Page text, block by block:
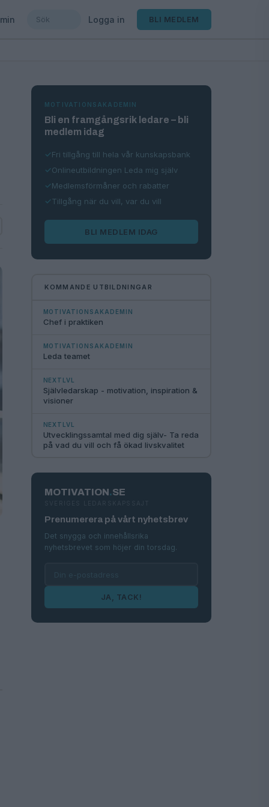
Logga in BLI MEDLEM
MOTIVATIONSAKADEMIN
Bli en framgångsrik ledare – bli
medlem idag
Fri tillgång till hela vår kunskapsbank
Onlineutbildningen Leda mig själv
Medlemsförmåner och rabatter
Tillgång när du vill, var du vill
BLI MEDLEM IDAG
KOMMANDE UTBILDNINGAR
MOTIVATIONSAKADEMIN
Chef i praktiken
MOTIVATIONSAKADEMIN
Leda teamet
NEXTLVL
Självledarskap - motivation, inspiration &
visioner
NEXTLVL
Utvecklingssamtal med dig själv- Ta reda
på vad du vill och få ökad livskvalitet
MOTIVATION.SE
SVERIGES LEDARSKAPSSAJT
Prenumerera på vårt nyhetsbrev
Det snygga och innehållsrika
nyhetsbrevet som höjer din torsdag.
JA, TACK!